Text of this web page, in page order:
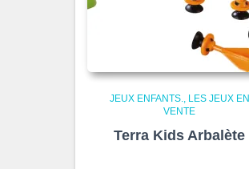
JEUX ENFANTS.
LES JEUX EN
VENTE
Terra Kids Arbalète